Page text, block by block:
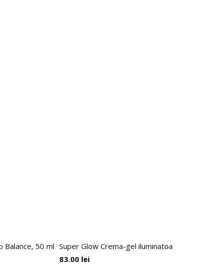
Balance, 50 ml Super Glow Crema-gel iluminatoare cu Acid
83.00 lei